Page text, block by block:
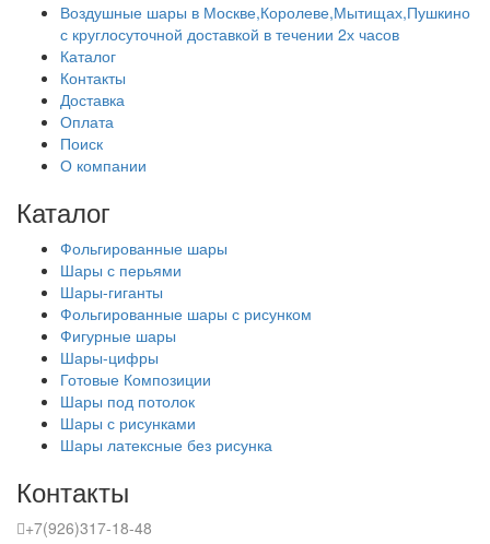
Воздушные шары в Москве,Королеве,Мытищах,Пушкино
с круглосуточной доставкой в течении 2х часов
Каталог
Контакты
Доставка
Оплата
Поиск
О компании
Каталог
Фольгированные шары
Шары с перьями
Шары-гиганты
Фольгированные шары с рисунком
Фигурные шары
Шары-цифры
Готовые Композиции
Шары под потолок
Шары с рисунками
Шары латексные без рисунка
Контакты
+7(926)317-18-48